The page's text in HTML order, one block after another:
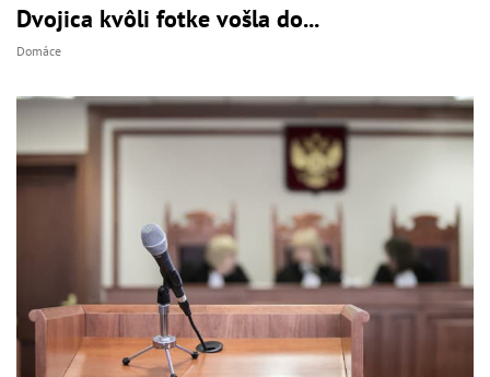
Dvojica kvôli fotke vošla do...
Domáce